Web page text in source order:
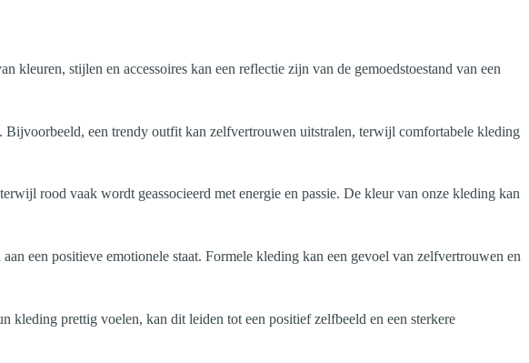
stijlen en accessoires kan een reflectie zijn van de gemoedstoestand van een
een trendy outfit kan zelfvertrouwen uitstralen, terwijl comfortabele kleding
rood vaak wordt geassocieerd met energie en passie. De kleur van onze kleding kan
een positieve emotionele staat. Formele kleding kan een gevoel van zelfvertrouwen en
kleding prettig voelen, kan dit leiden tot een positief zelfbeeld en een sterkere